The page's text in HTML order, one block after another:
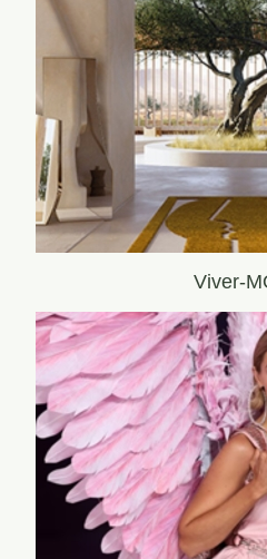
Viver-